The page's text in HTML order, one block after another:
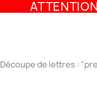
Découpe de lettres :